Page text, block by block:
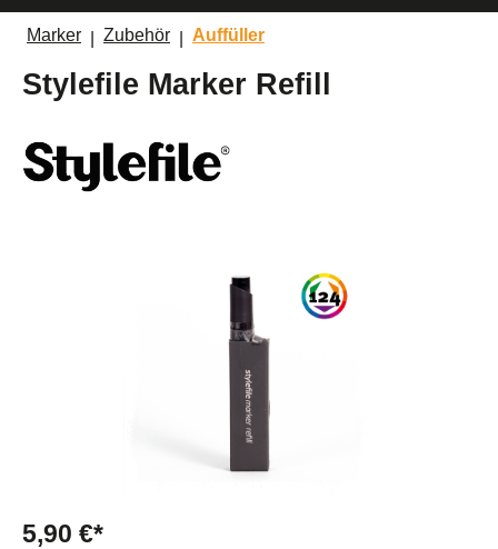
Marker Zubehör Auffüller
Stylefile Marker Refill
5,90 €*